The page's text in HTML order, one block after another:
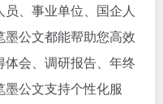
、事业单位、国企人
墨公文都能帮助您高效
会、调研报告、年终
公文支持个性化服